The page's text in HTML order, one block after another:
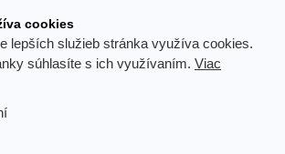
cookies
lepších služieb stránka využíva cookies.
súhlasíte s ich využívaním. Viac